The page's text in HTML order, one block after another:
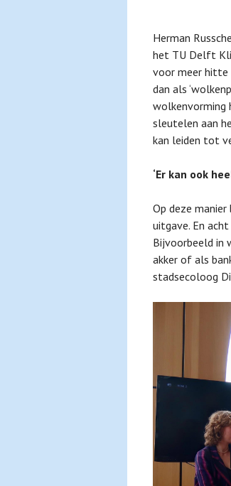
Herman
het TU Delft
voor meer hitte
dan als
wolkenvorming
sleutelen aan
kan leiden tot
‘Er kan ook
Op deze
uitgave. En
Bijvoorbeeld in
akker of als
stadsecoloog